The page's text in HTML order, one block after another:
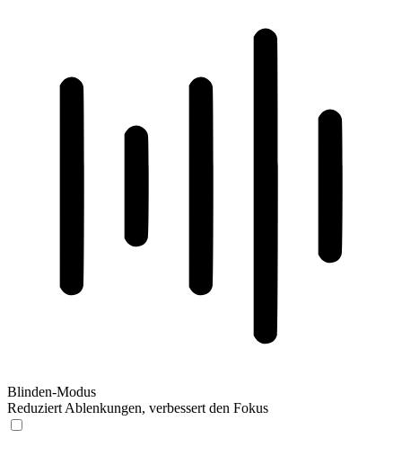
Blinden-Modus
Reduziert Ablenkungen, verbessert den Fokus